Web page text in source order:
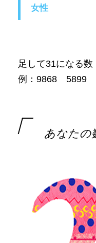
女性
足して31になる数
例：9868 5899
あなたの